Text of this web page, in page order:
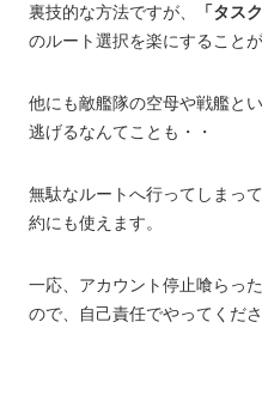
裏技的な方法ですが、 「タス
のルート選択を楽にすることが
他にも敵艦隊の空母や戦艦と
逃げるなんてことも・・
無駄なルートへ行ってしまっ
約にも使えます。
一応、アカウント停止喰らっ
ので、自己責任でやってくださ